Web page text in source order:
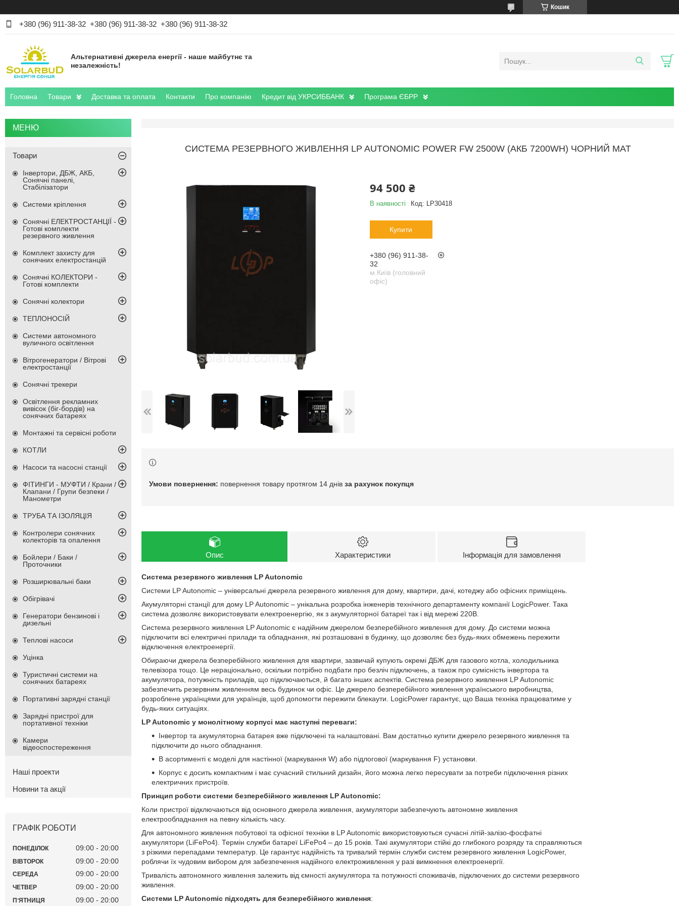
Кошик
+380 (96) 911-38-32 +380 (96) 911-38-32 +380 (96) 911-38-32
Альтернативні джерела енергії - наше майбутнє та
незалежність!
Головна Товари Доставка та оплата Контакти Про компанію Кредит від УКРСИББАНК Програма ЄБРР
СИСТЕМА РЕЗЕРВНОГО ЖИВЛЕННЯ LP AUTONOMIC POWER FW 2500W (АКБ 7200WH) ЧОРНИЙ МАТ
94 500 ₴
В наявності Код: LP30418
Купити
+380 (96) 911-38-
32
м.Київ (головний
офіс)
повернення товару протягом 14 днів за рахунок покупця
Опис Характеристики Інформація для замовлення
Система резервного живлення LP Autonomic
Системи LP Autonomic – універсальні джерела резервного живлення для дому, квартири, дачі, котеджу або офісних приміщень.
Акумуляторні станції для дому LP Autonomic – унікальна розробка інженерів технічного департаменту компанії LogicPower. Така
система дозволяє використовувати електроенергію, як з акумуляторної батареї так і від мережі 220В.
Система резервного живлення LP Autonomic є надійним джерелом безперебійного живлення для дому. До системи можна
підключити всі електричні прилади та обладнання, які розташовані в будинку, що дозволяє без будь-яких обмежень пережити
відключення електроенергії.
Обираючи джерела безперебійного живлення для квартири, зазвичай купують окремі ДБЖ для газового котла, холодильника
телевізора тощо. Це нераціонально, оскільки потрібно подбати про безліч підключень, а також про сумісність інвертора та
акумулятора, потужність приладів, що підключаються, й багато інших аспектів. Система резервного живлення LP Autonomic
забезпечить резервним живленням весь будинок чи офіс. Це джерело безперебійного живлення українського виробництва,
розроблене українцями для українців, щоб допомогти пережити блекаути. LogicPower гарантує, що Ваша техніка працюватиме у
будь-яких ситуаціях.
LP Autonomic у монолітному корпусі має наступні переваги:
Інвертор та акумуляторна батарея вже підключені та налаштовані. Вам достатньо купити джерело резервного живлення та
підключити до нього обладнання.
В асортименті є моделі для настінної (маркування W) або підлогової (маркування F) установки.
Корпус є досить компактним і має сучасний стильний дизайн, його можна легко пересувати за потреби підключення різних
електричних пристроїв.
Принцип роботи системи безперебійного живлення LP Autonomic:
Коли пристрої відключаються від основного джерела живлення, акумулятори забезпечують автономне живлення
електрообладнання на певну кількість часу.
Для автономного живлення побутової та офісної техніки в LP Autonomic використовуються сучасні літій-залізо-фосфатні
акумулятори (LiFePo4). Термін служби батареї LiFePo4 – до 15 років. Такі акумулятори стійкі до глибокого розряду та справляються
з різкими перепадами температур. Це гарантує надійність та тривалий термін служби систем резервного живлення LogicPower,
роблячи їх чудовим вибором для забезпечення надійного електроживлення у разі вимкнення електроенергії.
Тривалість автономного живлення залежить від ємності акумулятора та потужності споживачів, підключених до системи резервного
живлення.
Системи LP Autonomic підходять для безперебійного живлення:
Товари
Інвертори, ДБЖ, АКБ,
Сонячні панелі,
Стабілізатори
Системи кріплення
Сонячні ЕЛЕКТРОСТАНЦІЇ -
Готові комплекти
резервного живлення
Комплект захисту для
сонячних електростанцій
Сонячні КОЛЕКТОРИ -
Готові комплекти
Сонячні колектори
ТЕПЛОНОСІЙ
Системи автономного
вуличного освітлення
Вітрогенератори / Вітрові
електростанції
Сонячні трекери
Освітлення рекламних
вивісок (біг-бордів) на
сонячних батареях
Монтажні та сервісні роботи
КОТЛИ
Насоси та насосні станції
ФІТИНГИ - МУФТИ / Крани /
Клапани / Групи безпеки /
Манометри
ТРУБА ТА ІЗОЛЯЦІЯ
Контролери сонячних
колекторів та опалення
Бойлери / Баки /
Проточники
Розширювальні баки
Обігрівачі
Генератори бензинові і
дизельні
Теплові насоси
Уцінка
Туристичні системи на
сонячних батареях
Портативні зарядні станції
Зарядні пристрої для
портативної техніки
Камери
відеоспостереження
Наші проекти
Новини та акції
ГРАФІК РОБОТИ
ПОНЕДІЛОК 09:00 20:00
ВІВТОРОК 09:00 20:00
СЕРЕДА 09:00 20:00
ЧЕТВЕР 09:00 20:00
ПʼЯТНИЦЯ 09:00 20:00